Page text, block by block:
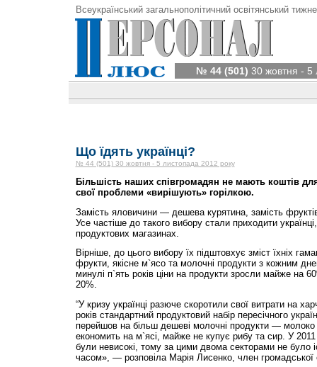
Всеукраїнський загальнополітичний освітянський
№ 44 (501) 30 жовтня - 5
Що їдять українці?
№ 44 (501) 30 жовтня - 5 листопада 2012 року
Більшість наших співгромадян не мають коштів
свої проблеми «вирішують» горілкою.
Замість яловичини — дешева курятина, замість
Усе частіше до такого вибору стали приходити
продуктових магазинах.
Вірніше, до цього вибору їх підштовхує зміст їхніх
фрукти, якісне м`ясо та молочні продукти з кожним
минулі п`ять років ціни на продукти зросли майже на
20%.
“У кризу українці разюче скоротили свої витрати на
років стандартний продуктовий набір пересічного
перейшов на більш дешеві молочні продукти —
економить на м`ясі, майже не купує рибу та сир. У 2011
були невисокі, тому за цими двома секторами не було
часом», — розповіла Марія Лисенко, член громадської